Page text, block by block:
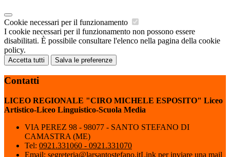
Cookie necessari per il funzionamento
I cookie necessari per il funzionamento non possono essere
disabilitati. È possibile consultare l'elenco nella pagina della cookie
policy.
Accetta tutti Salva le preferenze
Contatti
LICEO REGIONALE "CIRO MICHELE ESPOSITO" Liceo
Artistico-Liceo Linguistico-Scuola Media
VIA PEREZ 98 - 98077 - SANTO STEFANO DI
CAMASTRA (ME)
Tel: 0921.331060 - 0921.331070
Email: segreteria@larsantostefano.itLink per inviare una mail